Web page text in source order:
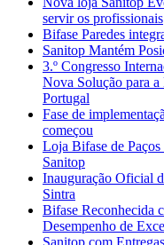
servir os profissionais
Bifase Paredes
Sanitop Mantém
3.º Congresso
Nova Solução para
Portugal
Fase de
começou
Loja Bifase de Paços
Sanitop
Inauguração Oficial
Sintra
Bifase Reconhecida
Desempenho de